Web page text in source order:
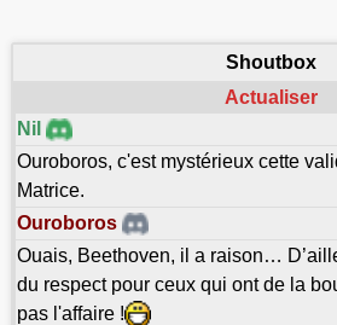
Shoutbox
Actualiser
Nil
Ouroboros, c'est mystérieux cette
Matrice.
Ouroboros
Ouais, Beethoven, il a raison…
du respect pour ceux qui ont de la
pas l'affaire !